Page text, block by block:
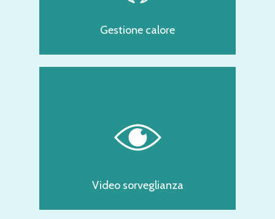
Gestione calore
Video sorveglianza